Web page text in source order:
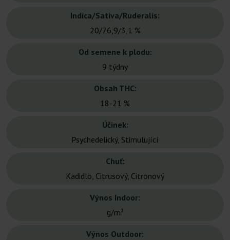
Indica/Sativa/Ruderalis:
20/76,9/3,1 %
Od semene k plodu:
9 týdny
Obsah THC:
18-21 %
Účinek:
Psychedelický, Stimulující
Chuť:
Kadidlo, Citrusový, Citronový
Výnos Indoor:
g/m²
Výnos Outdoor: